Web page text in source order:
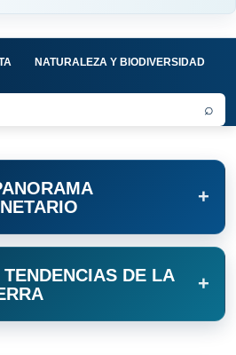
NATURALEZA Y BIODIVERSIDAD
⌕
+
TENDENCIAS DE LA
+